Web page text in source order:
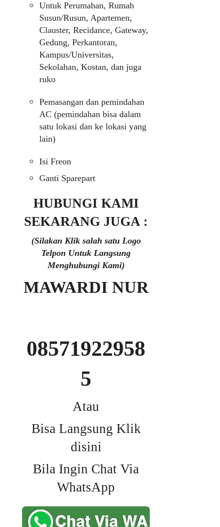
Untuk Perumahan, Rumah
Susun/Rusun, Apartemen,
Clauster, Recidance, Gateway,
Gedung, Perkantoran,
Kampus/Universitas,
Sekolahan, Kostan, dan juga
ruko
Pemasangan dan pemindahan
AC (pemindahan bisa dalam
satu lokasi dan ke lokasi yang
lain)
Isi Freon
Ganti Sparepart
HUBUNGI KAMI
SEKARANG JUGA :
(Silakan Klik salah satu Logo
Telpon Untuk Langsung
Menghubungi Kami)
MAWARDI NUR
08571922958
5
Atau
Bisa Langsung Klik
disini
Bila Ingin Chat Via
WhatsApp